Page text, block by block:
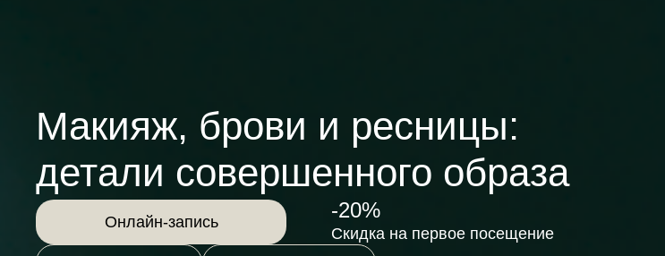
Макияж, брови и ресницы:
детали совершенного образа
Онлайн-запись -20%
Скидка на первое посещение